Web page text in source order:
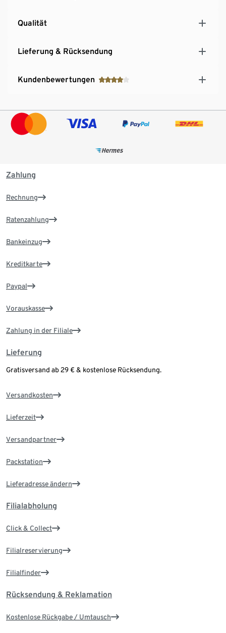
Qualität
Lieferung & Rücksendung
Kundenbewertungen
Zahlung
Rechnung
Ratenzahlung
Bankeinzug
Kreditkarte
Paypal
Vorauskasse
Zahlung in der Filiale
Lieferung
Gratisversand ab 29 € & kostenlose Rücksendung.
Versandkosten
Lieferzeit
Versandpartner
Packstation
Lieferadresse ändern
Filialabholung
Click & Collect
Filialreservierung
Filialfinder
Rücksendung & Reklamation
Kostenlose Rückgabe / Umtausch